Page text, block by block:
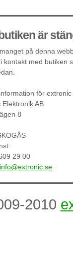
är
på denna
kontakt med butiken
för extronic
Elektronik AB
8
29 00
info@extronic.se
2010